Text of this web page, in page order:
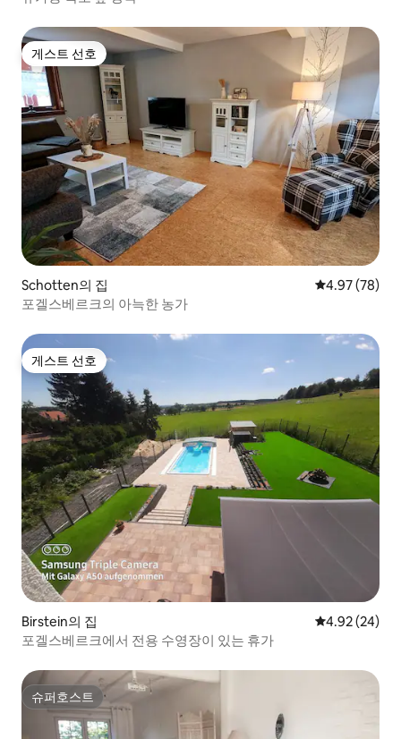
게스트 선호
게스트 선호
Schotten의 집 평점 4.97점(5
4.97 (78)
포겔스베르크의 아늑한 농가
게스트 선호
게스트 선호
Birstein의 집 평점 4.92점(5
4.92 (24)
포겔스베르크에서 전용 수영장이 있는 휴가
슈퍼호스트
슈퍼호스트